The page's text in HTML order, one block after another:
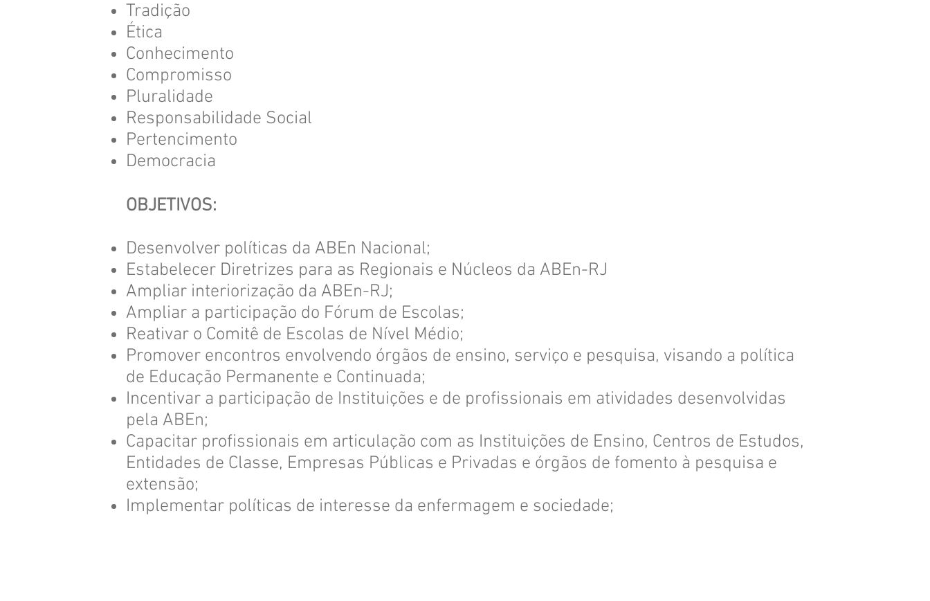
Tradição
Ética
Conhecimento
Compromisso
Pluralidade
Responsabilidade Social
Pertencimento
Democracia
OBJETIVOS:
Desenvolver políticas da ABEn Nacional;
Estabelecer Diretrizes para as Regionais e Núcleos da ABEn-RJ
Ampliar interiorização da ABEn-RJ;
Ampliar a participação do Fórum de Escolas;
Reativar o Comitê de Escolas de Nível Médio;
Promover encontros envolvendo órgãos de ensino, serviço e pesquisa, visando a política
de Educação Permanente e Continuada;
Incentivar a participação de Instituições e de profissionais em atividades desenvolvidas
pela ABEn;
Capacitar profissionais em articulação com as Instituições de Ensino, Centros de Estudos,
Entidades de Classe, Empresas Públicas e Privadas e órgãos de fomento à pesquisa e
extensão;
Implementar políticas de interesse da enfermagem e sociedade;